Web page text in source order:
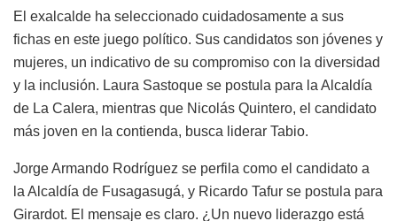
El exalcalde ha seleccionado cuidadosamente a sus
fichas en este juego político. Sus candidatos son jóvenes y
mujeres, un indicativo de su compromiso con la diversidad
y la inclusión. Laura Sastoque se postula para la Alcaldía
de La Calera, mientras que Nicolás Quintero, el candidato
más joven en la contienda, busca liderar Tabio.
Jorge Armando Rodríguez se perfila como el candidato a
la Alcaldía de Fusagasugá, y Ricardo Tafur se postula para
Girardot. El mensaje es claro. ¿Un nuevo liderazgo está